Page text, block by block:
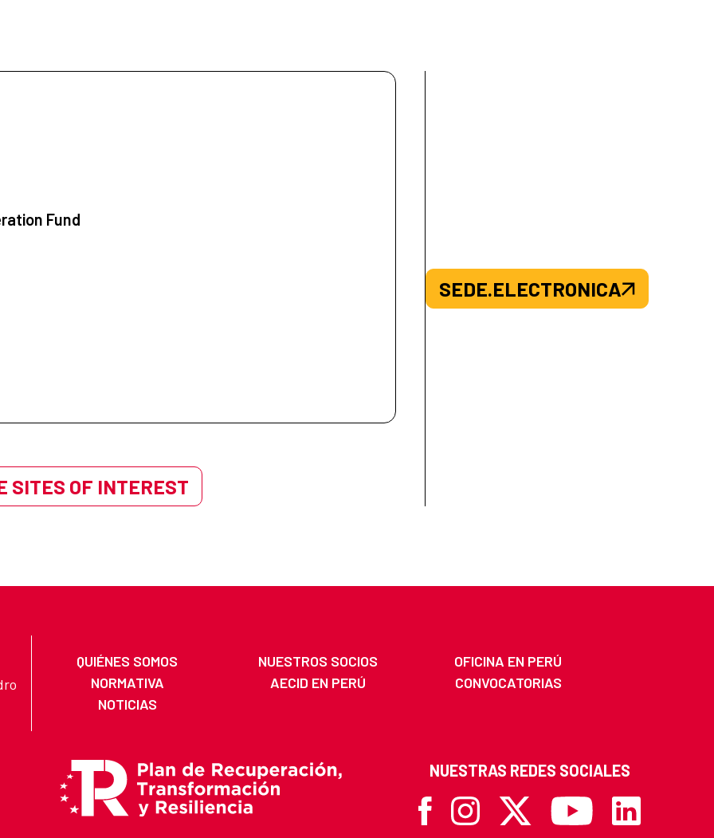
Fund
SITES OF INTEREST
SEDE.ELECTRONICA
QUIÉNES SOMOS NUESTROS SOCIOS
OFICINA EN PERÚ
NORMATIVA
AECID EN PERÚ
CONVOCATORIAS
NOTICIAS
NUESTRAS REDES SOCIALES
FacebookInstagram
X Youtube Linkedin